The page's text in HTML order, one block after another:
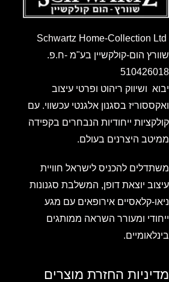
שוורץ הום-קולקשיין בע"מ -ח.פ.
510426018
יבוא ושיווק ריהוט ופרטי עיצוב
ואקססוריז בסגנון אלגנטי עכשווי. עם
קולקציות ייחודיות הנבחרים בקפידה
ממיטב היצרנים בעולם.
משתדלים להכניס לישראל חוויית
עיצוב יוצאת דופן, המשלבת סגנונות
ניאו-קלאסיים אירופאים עם מגע
ייחודי ומעורר השראה ממותגים
בינלאומיים.
מדיניות החזרת מוצרים